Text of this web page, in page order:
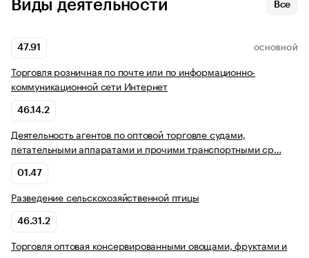
Виды деятельности Все
47.91 ОСНОВНОЙ
Торговля розничная по почте или по информационно-
коммуникационной сети Интернет
46.14.2
Деятельность агентов по оптовой торговле судами,
летательными аппаратами и прочими транспортными ср…
01.47
Разведение сельскохозяйственной птицы
46.31.2
Торговля оптовая консервированными овощами, фруктами и